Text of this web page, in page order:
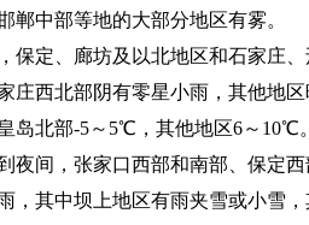
郸中部等地的大部分地区有雾。
保定、廊坊及以北地区和石家庄
庄西北部阴有零星小雨，其他地
岛北部-5～5℃，其他地区6～10℃。
夜间，张家口西部和南部、保定
，其中坝上地区有雨夹雪或小雪，